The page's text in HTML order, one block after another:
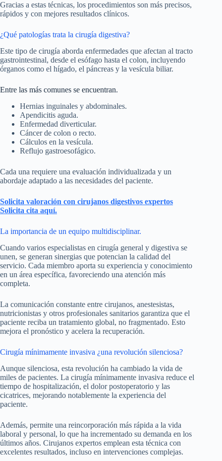
Gracias a estas técnicas, los procedimientos son más precisos,
rápidos y con mejores resultados clínicos.
¿Qué patologías trata la cirugía digestiva?
Este tipo de cirugía aborda enfermedades que afectan al tracto
gastrointestinal, desde el esófago hasta el colon, incluyendo
órganos como el hígado, el páncreas y la vesícula biliar.
Entre las más comunes se encuentran.
Hernias inguinales y abdominales.
Apendicitis aguda.
Enfermedad diverticular.
Cáncer de colon o recto.
Cálculos en la vesícula.
Reflujo gastroesofágico.
Cada una requiere una evaluación individualizada y un
abordaje adaptado a las necesidades del paciente.
Solicita valoración con cirujanos digestivos expertos
Solicita cita aquí.
La importancia de un equipo multidisciplinar.
Cuando varios especialistas en cirugía general y digestiva se
unen, se generan sinergias que potencian la calidad del
servicio. Cada miembro aporta su experiencia y conocimiento
en un área específica, favoreciendo una atención más
completa.
La comunicación constante entre cirujanos, anestesistas,
nutricionistas y otros profesionales sanitarios garantiza que el
paciente reciba un tratamiento global, no fragmentado. Esto
mejora el pronóstico y acelera la recuperación.
Cirugía mínimamente invasiva ¿una revolución silenciosa?
Aunque silenciosa, esta revolución ha cambiado la vida de
miles de pacientes. La cirugía mínimamente invasiva reduce el
tiempo de hospitalización, el dolor postoperatorio y las
cicatrices, mejorando notablemente la experiencia del
paciente.
Además, permite una reincorporación más rápida a la vida
laboral y personal, lo que ha incrementado su demanda en los
últimos años. Cirujanos expertos emplean esta técnica con
excelentes resultados, incluso en intervenciones complejas.